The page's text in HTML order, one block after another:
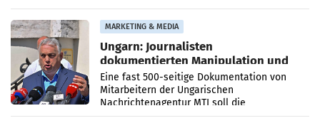
PR-Agentur an der Seite von Josef Kalina und
Anna Kalina-Mahr.
MARKETING & MEDIA
Ungarn: Journalisten
dokumentierten Manipulation und
Zensur
Eine fast 500-seitige Dokumentation von
Mitarbeitern der Ungarischen
Nachrichtenagentur MTI soll die
systematische Nachrichten-Manipulation und